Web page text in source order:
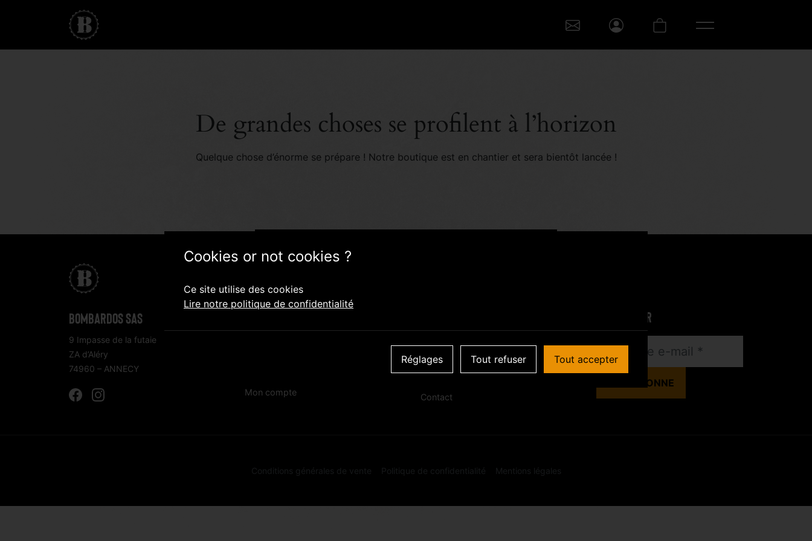
De grandes choses se profilent à l’horizon
Quelque chose d’énorme se prépare ! Notre boutique est en chantier et sera bientôt lancée !
Bombardos SAS
9 Impasse de la futaie
ZA d’Aléry
74960 – ANNECY
Mon compte
Actu & événements
À propos
Contact
NEWSLETTER
Conditions générales de vente Politique de confidentialité Mentions légales
Tu dois être âgé·e de 18 ans ou plus pour accéder à ce
OUI
Cookies or not cookies ?
Ce site utilise des cookies
Lire notre politique de confidentialité
Réglages Tout refuser Tout accepter